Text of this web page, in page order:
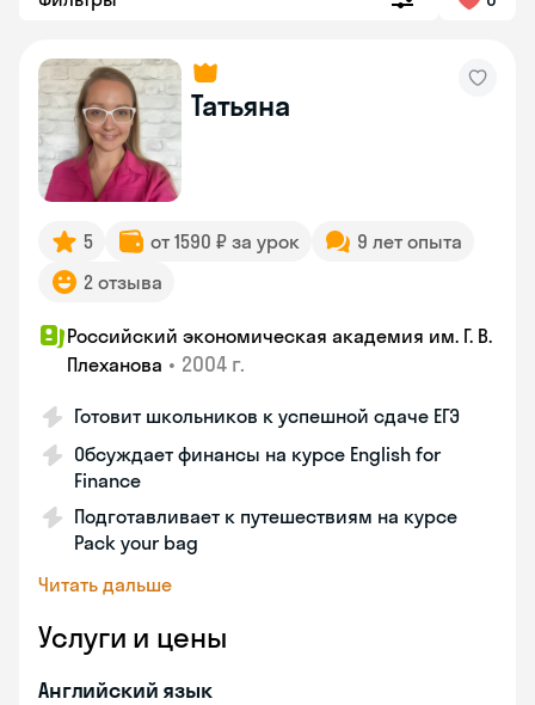
Татьяна
5 от 1590 ₽ за урок
9 лет опыта
2 отзыва
Российский экономическая академия им. Г. В.
Плеханова • 2004 г.
Готовит школьников к успешной сдаче ЕГЭ
Обсуждает финансы на курсе English for
Finance
Подготавливает к путешествиям на курсе
Pack your bag
Читать дальше
Услуги и цены
Английский язык